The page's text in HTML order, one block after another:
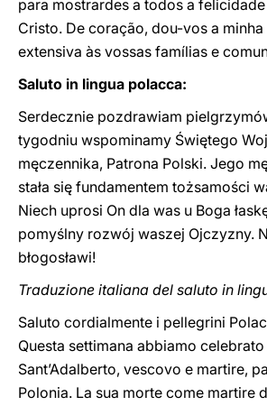
para mostrardes a todos a
Cristo. De coração, dou-vos a minha
extensiva às vossas famílias e
Saluto in lingua polacca:
Serdecznie pozdrawiam
tygodniu wspominamy Świętego
męczennika, Patrona Polski. Jego
stała się fundamentem tożsamości
Niech uprosi On dla was u Boga
pomyślny rozwój waszej Ojczyzny.
błogosławi!
Traduzione italiana del saluto in
Saluto cordialmente i pellegrini
Questa settimana abbiamo
Sant’Adalberto, vescovo e martire,
Polonia. La sua morte come martire